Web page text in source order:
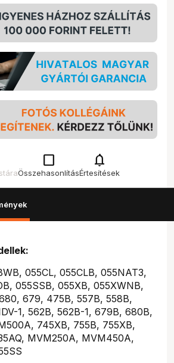
check_box_outline_blank
Összehasonlítás
notifications
Értesítések
055CL, 055CLB, 055NAT3,
055SSB, 055XB, 055XWNB,
679, 475B, 557B, 558B,
1, 562B, 562B-1, 679B, 680B,
745XB, 755B, 755XB,
MVM250A, MVM450A,